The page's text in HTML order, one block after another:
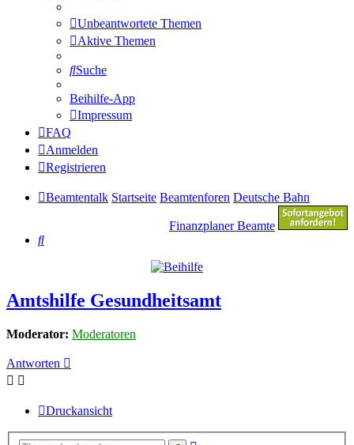
Unbeantwortete Themen
Aktive Themen
Suche
Beihilfe-App
Impressum
FAQ
Anmelden
Registrieren
Beamtentalk Startseite Beamtenforen Deutsche Bahn
Finanzplaner Beamte
Suche
Amtshilfe Gesundheitsamt
Moderator: Moderatoren
Antworten
Druckansicht